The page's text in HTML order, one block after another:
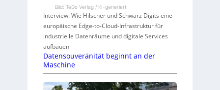
Bild: TeDo Verlag / KI-generiert
Interview: Wie Hilscher und Schwarz Digits eine
europäische Edge-to-Cloud-Infrastruktur für
industrielle Datenräume und digitale Services
aufbauen
Datensouveränität beginnt an der
Maschine